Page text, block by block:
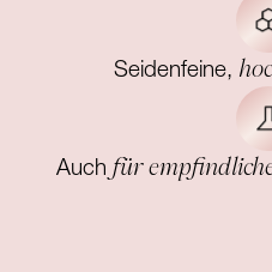
Seidenfeine,
Auch für